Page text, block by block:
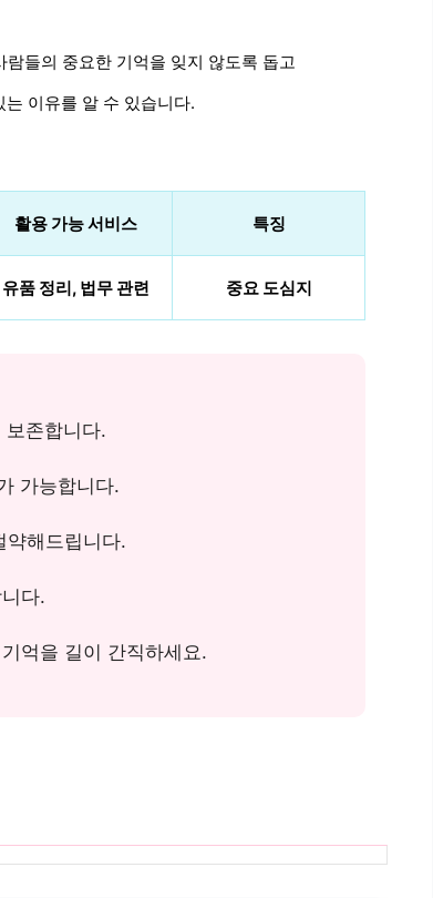
들의 중요한 기억을 잊지 않도록 돕고
이유를 알 수 있습니다.
활용 가능 서비스 특징
유품 정리, 법무 관련 중요 도심지
보존합니다.
가능합니다.
약해드립니다.
다.
억을 길이 간직하세요.